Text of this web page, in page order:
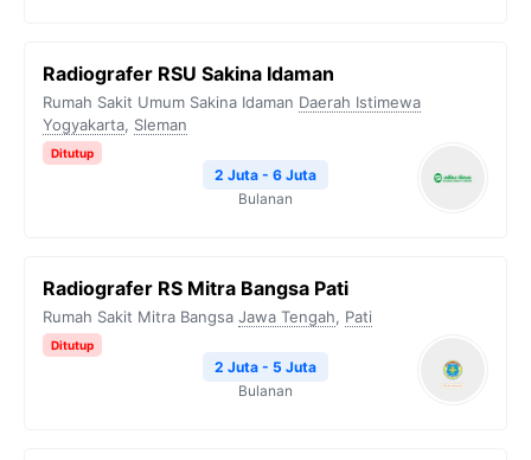
Radiografer RSU Sakina Idaman
Rumah Sakit Umum Sakina Idaman Daerah Istimewa
Yogyakarta, Sleman
Ditutup
2 Juta - 6 Juta
Bulanan
Radiografer RS Mitra Bangsa Pati
Rumah Sakit Mitra Bangsa Jawa Tengah, Pati
Ditutup
2 Juta - 5 Juta
Bulanan